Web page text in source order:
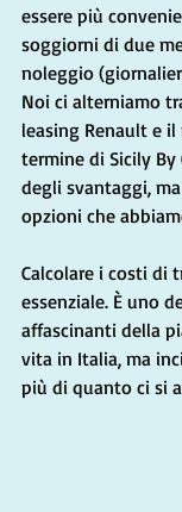
essere più
soggiorni di due
noleggio
Noi ci alterniamo
leasing Renault e
termine di Sicily By
degli svantaggi,
opzioni che
Calcolare i costi di
essenziale. È uno
affascinanti della
vita in Italia, ma
più di quanto ci si